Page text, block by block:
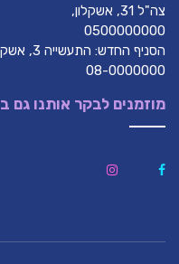
צה"ל 31, אשקלון,
0500000000
הסניף החדש: התעשייה 3, אשקלון (צמוד לבית הסוהר),
08-0000000
מוזמנים לבקר אותנו גם ב